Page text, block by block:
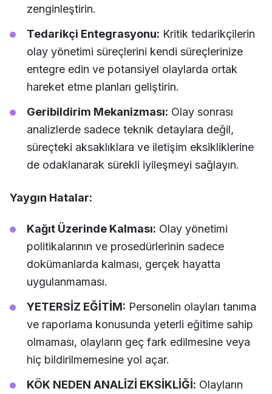
zenginleştirin.
Tedarikçi Entegrasyonu: Kritik tedarikçilerin
olay yönetimi süreçlerini kendi süreçlerinize
entegre edin ve potansiyel olaylarda ortak
hareket etme planları geliştirin.
Geribildirim Mekanizması: Olay sonrası
analizlerde sadece teknik detaylara değil,
süreçteki aksaklıklara ve iletişim eksikliklerine
de odaklanarak sürekli iyileşmeyi sağlayın.
Yaygın Hatalar:
Kağıt Üzerinde Kalması: Olay yönetimi
politikalarının ve prosedürlerinin sadece
dokümanlarda kalması, gerçek hayatta
uygulanmaması.
YETERSİZ EĞİTİM: Personelin olayları tanıma
ve raporlama konusunda yeterli eğitime sahip
olmaması, olayların geç fark edilmesine veya
hiç bildirilmemesine yol açar.
KÖK NEDEN ANALİZİ EKSİKLİĞİ: Olayların